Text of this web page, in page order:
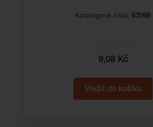
Katalogové číslo: 53166
9,08 Kč